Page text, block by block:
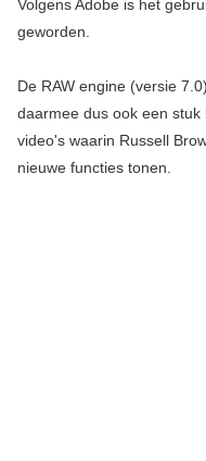
Volgens Adobe is het
geworden.
De RAW engine (versie
daarmee dus ook een
video's waarin Russell
nieuwe functies tonen.